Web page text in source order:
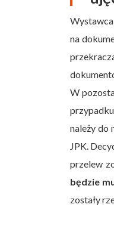
Wystawca
na
W
należy do
JPK.
przelew
będzie
zostały